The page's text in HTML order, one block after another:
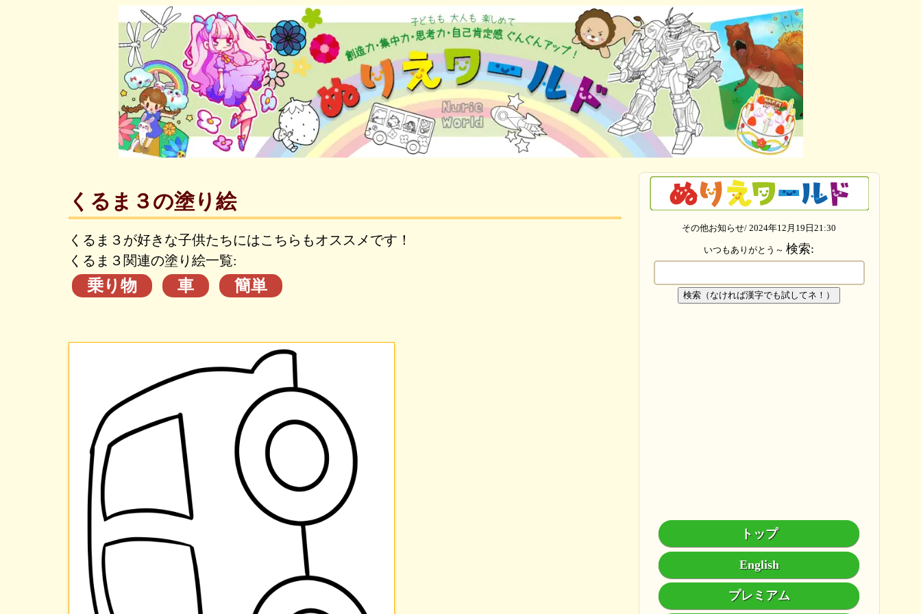
くるま３の塗り絵
くるま３が好きな子供たちにはこちらもオススメです！
くるま３関連の塗り絵一覧:
乗り物 車 簡単
その他お知らせ/ 2024年12月19日21:30
いつもありがとう～検索:
検索（なければ漢字でも試してネ！）
トップ
English
プレミアム